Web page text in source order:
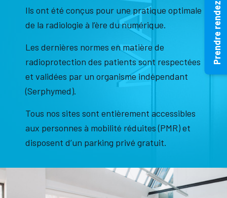
Ils ont été conçus pour une pratique optimale
de la radiologie à l’ère du numérique.
Les dernières normes en matière de
radioprotection des patients sont respectées
et validées par un organisme indépendant
(Serphymed).
Tous nos sites sont entièrement accessibles
aux personnes à mobilité réduites (PMR) et
disposent d’un parking privé gratuit.
Prendre rendez-vous